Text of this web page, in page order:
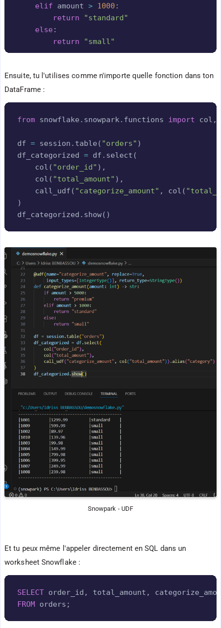
elif amount > 1000 :
return
"standard"
else :
return
"small"
Ensuite, tu l'utilises comme n'importe quelle fonction dans ton
DataFrame :
from snowflake . snowpark. functions import col ,
df = session . table ( "orders" )
df_categorized = df . select (
    col
( "order_id" ) ,
    col
( "total_amount" ) ,
    call_udf
( "categorize_amount" , col (
)
df_categorized . show( )
Snowpark - UDF
Et tu peux même l'appeler directement en SQL dans un
worksheet Snowflake :
SELECT order_id , total_amount ,
FROM orders ;